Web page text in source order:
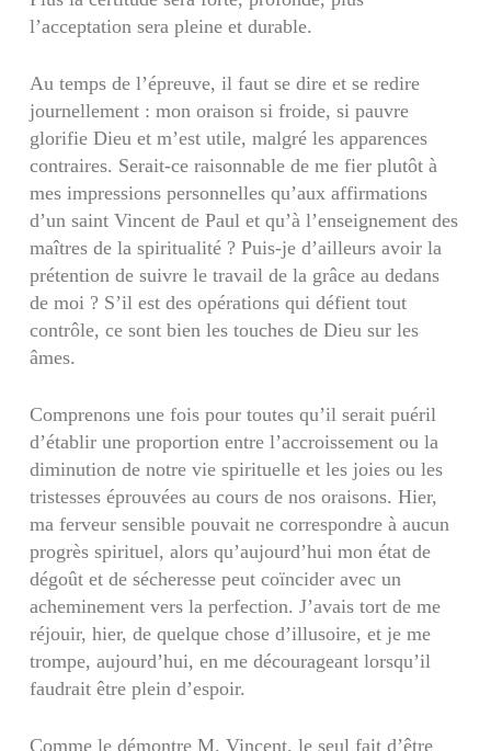
l’acceptation sera pleine et durable.
Au temps de l’épreuve, il faut se dire et se redire
journellement : mon oraison si froide, si pauvre
glorifie Dieu et m’est utile, malgré les apparences
contraires. Serait-ce raisonnable de me fier plutôt à
mes impressions personnelles qu’aux affirmations
d’un saint Vincent de Paul et qu’à l’enseignement des
maîtres de la spiritualité ? Puis-je d’ailleurs avoir la
prétention de suivre le travail de la grâce au dedans
de moi ? S’il est des opérations qui défient tout
contrôle, ce sont bien les touches de Dieu sur les
âmes.
Comprenons une fois pour toutes qu’il serait puéril
d’établir une proportion entre l’accroissement ou la
diminution de notre vie spirituelle et les joies ou les
tristesses éprouvées au cours de nos oraisons. Hier,
ma ferveur sensible pouvait ne correspondre à aucun
progrès spirituel, alors qu’aujourd’hui mon état de
dégoût et de sécheresse peut coïncider avec un
acheminement vers la perfection. J’avais tort de me
réjouir, hier, de quelque chose d’illusoire, et je me
trompe, aujourd’hui, en me décourageant lorsqu’il
faudrait être plein d’espoir.
Comme le démontre M. Vincent, le seul fait d’être